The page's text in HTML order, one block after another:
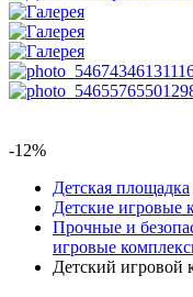
-12%
Детская площадка
Детские игровые
Прочные и
игровые
Детский игровой